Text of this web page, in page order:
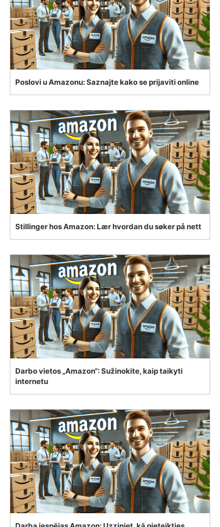
Poslovi u Amazonu: Saznajte kako se prijaviti online
Stillinger hos Amazon: Lær hvordan du søker på nett
Darbo vietos „Amazon“: Sužinokite, kaip taikyti
internetu